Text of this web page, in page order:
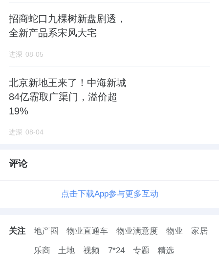
0078地块，还是以底价成交，23.95亿元，
合楼面价约3万/平。
这宗总建面不到8万平米的地块，在昌平仅能算
上中等规模，却引出了四家企业结成的联合
体。
越秀地产
的老熟人了。贝好家不是传统意义的房地产开
地；9月，10.76亿元在成都拿地；12月，在上
目前，贝好家在全国主要城市参与开发的房地
产项目超过10个。
招商蛇口九棵树新盘剧透，
全新产品系宋风大宅
进深 08-05
北京新地王来了！中海新城
84亿霸取广渠门，溢价超
19%
进深 08-04
评论
点击下载App参与更多互动
关注 地产圈 物业直通车 物业满意度 物业 家居
乐商 土地 视频 7*24 专题 精选